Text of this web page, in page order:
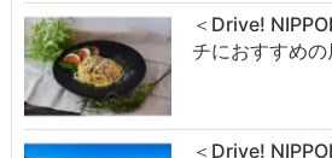
＜Drive!
チにおすすめ
＜Drive!